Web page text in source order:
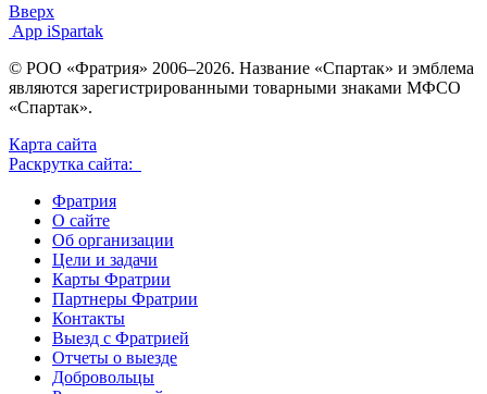
Вверх
App iSpartak
© РОО «Фратрия» 2006–2026. Название «Спартак» и эмблема
являются зарегистрированными товарными знаками МФСО
«Спартак».
Карта сайта
Раскрутка сайта:
Фратрия
О сайте
Об организации
Цели и задачи
Карты Фратрии
Партнеры Фратрии
Контакты
Выезд с Фратрией
Отчеты о выезде
Добровольцы